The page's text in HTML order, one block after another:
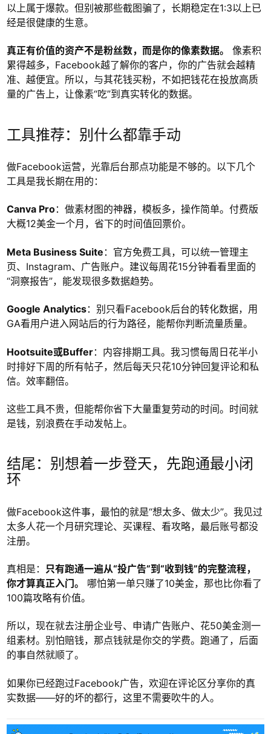
以上属于爆款。但别被那些截图骗了，长期稳定在1:3以上已
经是很健康的生意。
真正有价值的资产不是粉丝数，而是你的像素数据。
像素积
累得越多，Facebook越了解你的客户，你的广告就会越精
准、越便宜。所以，与其花钱买粉，不如把钱花在投放高质
量的广告上，让像素“吃”到真实转化的数据。
工具推荐：别什么都靠手动
做Facebook运营，光靠后台那点功能是不够的。以下几个
工具是我长期在用的：
Canva Pro：做素材图的神器，模板多，操作简单。付费版
大概12美金一个月，省下的时间值回票价。
Meta Business Suite ：官方免费工具，可以统一管理主
页、Instagram、广告账户。建议每周花15分钟看看里面的
“洞察报告”，能发现很多数据趋势。
Google Analytics：别只看Facebook后台的转化数据，用
GA看用户进入网站后的行为路径，能帮你判断流量质量。
Hootsuite或Buffer：内容排期工具。我习惯每周日花半小
时排好下周的所有帖子，然后每天只花10分钟回复评论和私
信。效率翻倍。
这些工具不贵，但能帮你省下大量重复劳动的时间。时间就
是钱，别浪费在手动发帖上。
结尾：别想着一步登天，先跑通最小闭
环
做Facebook这件事，最怕的就是“想太多、做太少”。我见过
太多人花一个月研究理论、买课程、看攻略，最后账号都没
注册。
真相是： 只有跑通一遍从“投广告”到“收到钱”的完整流程，
你才算真正入门。
哪怕第一单只赚了10美金，那也比你看了
100篇攻略有价值。
所以，现在就去注册企业号、申请广告账户、花50美金测一
组素材。别怕赔钱，那点钱就是你交的学费。跑通了，后面
的事自然就顺了。
如果你已经跑过Facebook广告，欢迎在评论区分享你的真
实数据——好的坏的都行，这里不需要吹牛的人。